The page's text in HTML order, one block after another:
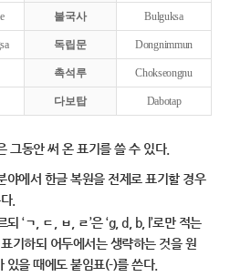
불국사 Bulguksa
독립문 Dongnimmun
촉석루 Chokseongnu
다보탑 Dabotap
그동안 써 온 표기를 쓸 수 있다.
야에서 한글 복원을 전제로 표기할 경우
.
‘ㄱ, ㄷ, ㅂ, ㄹ’은 ‘g, d, b, l’로만 적는
기하되 어두에서는 생략하는 것을 원
있을 때에도 붙임표(-)를 쓴다.